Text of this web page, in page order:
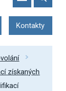
Kontakty
získaných